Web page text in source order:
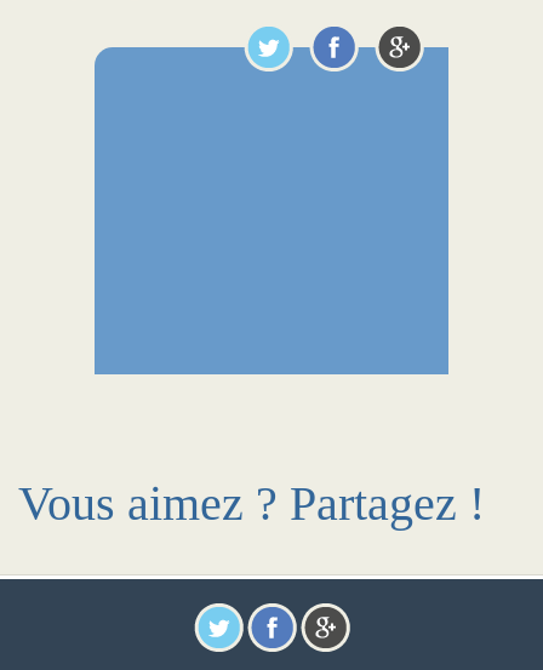
Vous aimez ? Partagez !